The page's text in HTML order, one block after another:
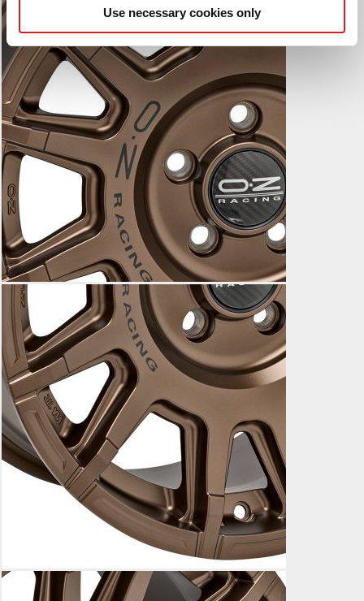
may combine it with other information that you’ve
of their services.
Use necessary cookies only